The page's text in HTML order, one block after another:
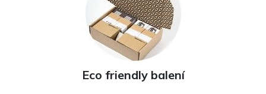
Eco friendly balení